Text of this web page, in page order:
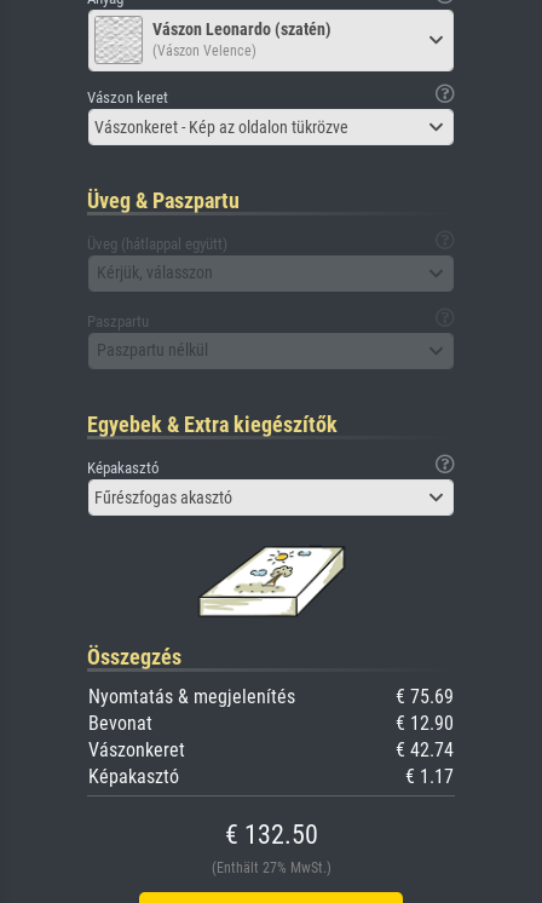
Vászon Leonardo (szatén)
(Vászon Velence)
Vászon keret
Vászonkeret - Kép az oldalon tükrözve
Üveg & Paszpartu
Üveg (hátlappal együtt)
Kérjük, válasszon
Paszpartu
Paszpartu nélkül
Egyebek & Extra kiegészítők
Képakasztó
Fűrészfogas akasztó
Összegzés
Nyomtatás & megjelenítés
€ 75.69
Bevonat
€ 12.90
Vászonkeret
€ 42.74
Képakasztó
€ 1.17
€ 132.50
(Enthält 27% MwSt.)